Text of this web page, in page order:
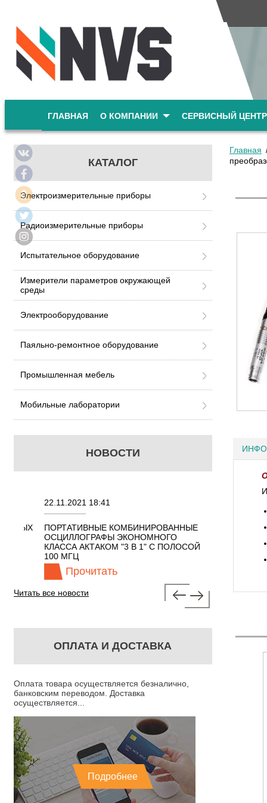
ГЛАВНАЯ О КОМПАНИИ СЕРВИСНЫЙ ЦЕНТР
КАТАЛОГ
Электроизмерительные приборы
Радиоизмерительные приборы
Испытательное оборудование
Измерители параметров окружающей
среды
Электрооборудование
Паяльно-ремонтное оборудование
Промышленная мебель
Мобильные лаборатории
НОВОСТИ
22.11.2021 18:41
ПОРТАТИВНЫЕ КОМБИНИРОВАННЫЕ
ОСЦИЛЛОГРАФЫ ЭКОНОМНОГО
КЛАССА АКТАКОМ "3 В 1" С ПОЛОСОЙ
100 МГЦ
Прочитать
Читать все новости
ОПЛАТА И ДОСТАВКА
Оплата товара осуществляется безналично,
банковским переводом. Доставка
осуществляется...
Подробнее
Главная
- ДАТЧИК
Е859А1 ПРЕОБРАЗОВАТЕЛЬ И